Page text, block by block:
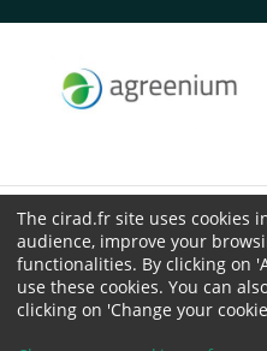
©
Personal
Public
The cirad.fr site uses cookies
audience, improve your
functionalities. By clicking on
use these cookies. You can
clicking on 'Change your